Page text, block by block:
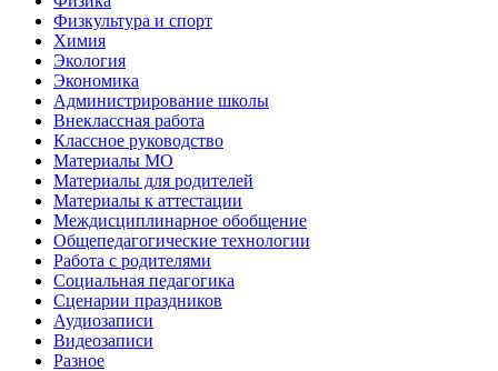
Физкультура и спорт
Химия
Экология
Экономика
Администрирование школы
Внеклассная работа
Классное руководство
Материалы МО
Материалы для родителей
Материалы к аттестации
Междисциплинарное обобщение
Общепедагогические технологии
Работа с родителями
Социальная педагогика
Сценарии праздников
Аудиозаписи
Видеозаписи
Разное